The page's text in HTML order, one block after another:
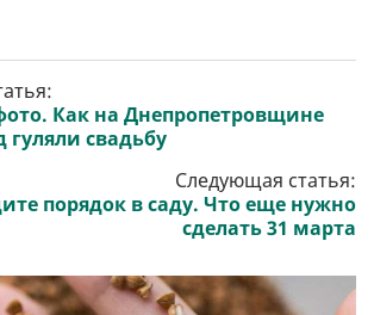
Как на Днепропетровщине
гуляли свадьбу
Следующая статья:
порядок в саду. Что еще нужно
сделать 31 марта